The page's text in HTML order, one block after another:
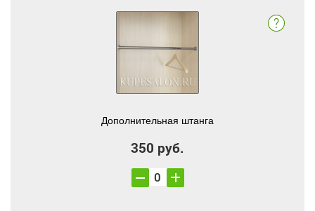
Дополнительная штанга
350 руб.